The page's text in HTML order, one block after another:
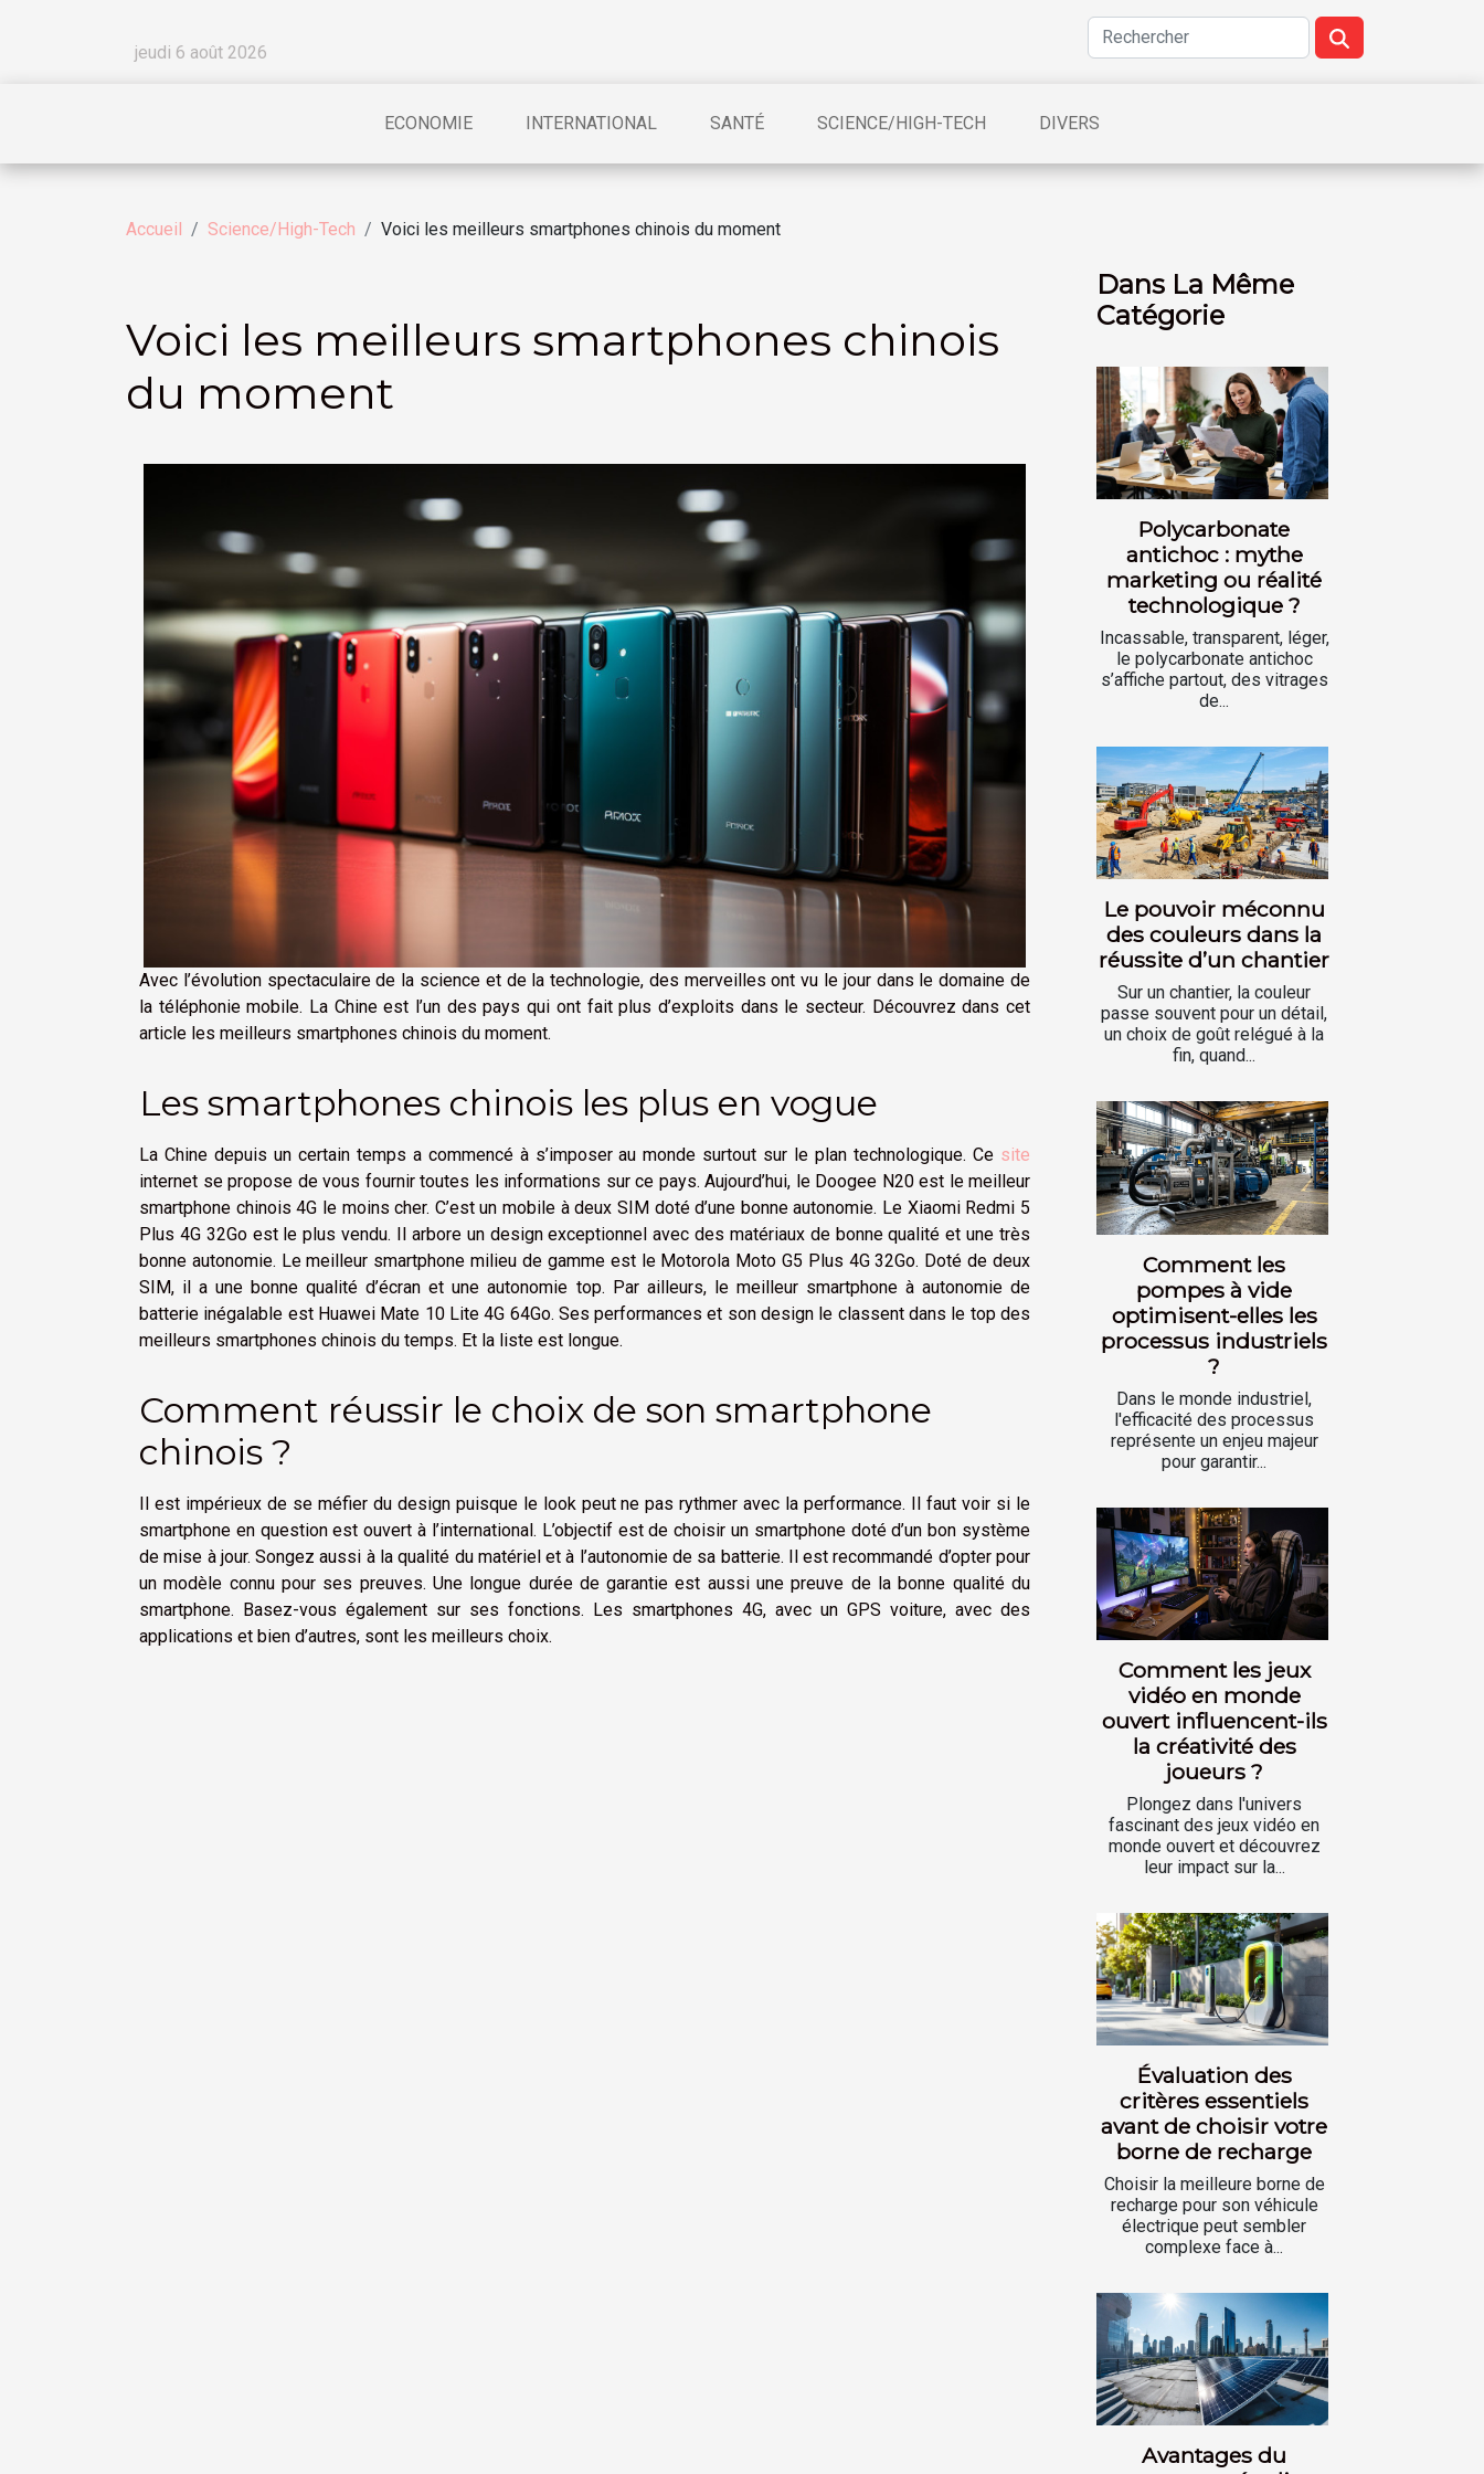
jeudi 6 août 2026
ECONOMIE INTERNATIONAL SANTÉ SCIENCE/HIGH-TECH DIVERS
Accueil Science/High-Tech Voici les meilleurs smartphones chinois du moment
Voici les meilleurs smartphones chinois
du moment
Avec l’évolution spectaculaire de la science et de la technologie, des merveilles ont vu le jour dans le domaine de
la téléphonie mobile. La Chine est l’un des pays qui ont fait plus d’exploits dans le secteur. Découvrez dans cet
article les meilleurs smartphones chinois du moment.
Les smartphones chinois les plus en vogue
La Chine depuis un certain temps a commencé à s’imposer au monde surtout sur le plan technologique. Ce site
internet se propose de vous fournir toutes les informations sur ce pays. Aujourd’hui, le Doogee N20 est le meilleur
smartphone chinois 4G le moins cher. C’est un mobile à deux SIM doté d’une bonne autonomie. Le Xiaomi Redmi 5
Plus 4G 32Go est le plus vendu. Il arbore un design exceptionnel avec des matériaux de bonne qualité et une très
bonne autonomie. Le meilleur smartphone milieu de gamme est le Motorola Moto G5 Plus 4G 32Go. Doté de deux
SIM, il a une bonne qualité d’écran et une autonomie top. Par ailleurs, le meilleur smartphone à autonomie de
batterie inégalable est Huawei Mate 10 Lite 4G 64Go. Ses performances et son design le classent dans le top des
meilleurs smartphones chinois du temps. Et la liste est longue.
Comment réussir le choix de son smartphone
chinois ?
Il est impérieux de se méfier du design puisque le look peut ne pas rythmer avec la performance. Il faut voir si le
smartphone en question est ouvert à l’international. L’objectif est de choisir un smartphone doté d’un bon système
de mise à jour. Songez aussi à la qualité du matériel et à l’autonomie de sa batterie. Il est recommandé d’opter pour
un modèle connu pour ses preuves. Une longue durée de garantie est aussi une preuve de la bonne qualité du
smartphone. Basez-vous également sur ses fonctions. Les smartphones 4G, avec un GPS voiture, avec des
applications et bien d’autres, sont les meilleurs choix.
Dans La Même
Catégorie
Polycarbonate
antichoc : mythe
marketing ou réalité
technologique ?
Incassable, transparent, léger,
le polycarbonate antichoc
s’affiche partout, des vitrages
de...
Le pouvoir méconnu
des couleurs dans la
réussite d’un chantier
Sur un chantier, la couleur
passe souvent pour un détail,
un choix de goût relégué à la
fin, quand...
Comment les
pompes à vide
optimisent-elles les
processus industriels
?
Dans le monde industriel,
l'efficacité des processus
représente un enjeu majeur
pour garantir...
Comment les jeux
vidéo en monde
ouvert influencent-ils
la créativité des
joueurs ?
Plongez dans l'univers
fascinant des jeux vidéo en
monde ouvert et découvrez
leur impact sur la...
Évaluation des
critères essentiels
avant de choisir votre
borne de recharge
Choisir la meilleure borne de
recharge pour son véhicule
électrique peut sembler
complexe face à...
Avantages du